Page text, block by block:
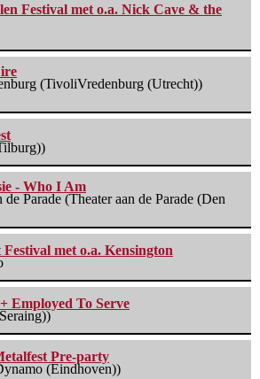
Festival met o.a. Nick Cave & the
(TivoliVredenburg (Utrecht))
- Who I Am
de Parade (Theater aan de Parade (Den
Festival met o.a. Kensington
Employed To Serve
Pre-party
(Eindhoven))